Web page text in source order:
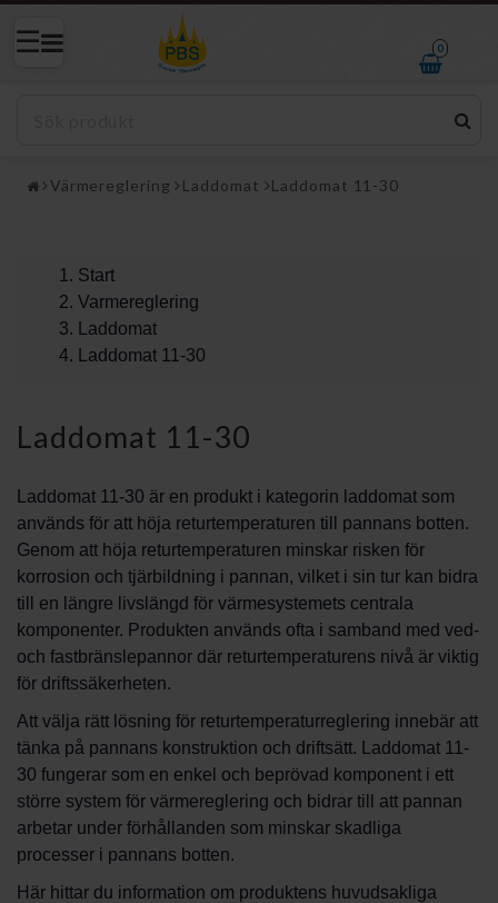
0
Värmereglering Laddomat Laddomat 11-30
Start
Varmereglering
Laddomat
Laddomat 11-30
Laddomat 11-30
Laddomat 11-30 är en produkt i kategorin laddomat som
används för att höja returtemperaturen till pannans botten.
Genom att höja returtemperaturen minskar risken för
korrosion och tjärbildning i pannan, vilket i sin tur kan bidra
till en längre livslängd för värmesystemets centrala
komponenter. Produkten används ofta i samband med ved-
och fastbränslepannor där returtemperaturens nivå är viktig
för driftssäkerheten.
Att välja rätt lösning för returtemperaturreglering innebär att
tänka på pannans konstruktion och driftsätt. Laddomat 11-
30 fungerar som en enkel och beprövad komponent i ett
större system för värmereglering och bidrar till att pannan
arbetar under förhållanden som minskar skadliga
processer i pannans botten.
Här hittar du information om produktens huvudsakliga